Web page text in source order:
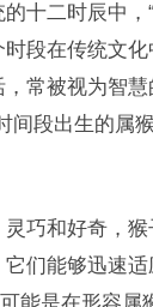
十二时辰中，
段在传统文化
常被视为智慧
间段出生的属
巧和好奇，
们能够迅速
能是在形容属